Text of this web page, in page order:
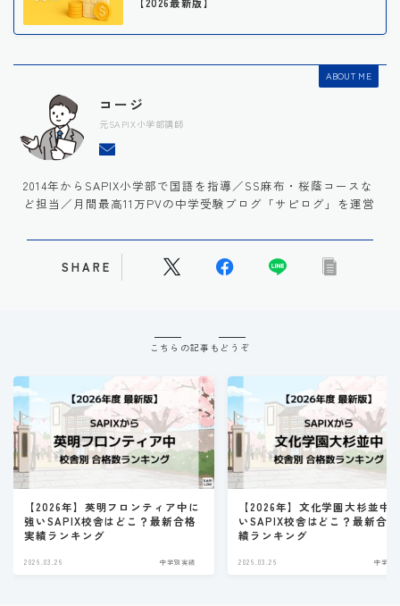
ABOUT ME
コージ
元SAPIX小学部講師
2014年からSAPIX小学部で国語を指導／SS麻布・桜蔭コースな
ど担当／月間最高11万PVの中学受験ブログ「サピログ」を運営
SHARE
こちらの記事もどうぞ
【2026年】英明フロンティア中に
強いSAPIX校舎はどこ？最新合格
実績ランキング
2026.03.26 中学別実績
【2026年】文化学園大杉並中
いSAPIX校舎はどこ？最新合
績ランキング
2026.03.26 中学別